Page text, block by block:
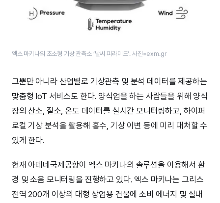
엑스 마키나의 초소형 기상 관측소 ‘날씨 피라미드’. 사진=exm.gr
그뿐만 아니라 산업별로 기상관측 및 분석 데이터를 제공하는
맞춤형 IoT 서비스도 한다. 양식업을 하는 사람들을 위해 양식
장의 산소, 질소, 온도 데이터를 실시간 모니터링하고, 하이퍼
로컬 기상 분석을 활용해 홍수, 기상 이변 등에 미리 대처할 수
있게 한다.
현재 아테네국제공항이 엑스 마키나의 솔루션을 이용해서 환
경 및 소음 모니터링을 진행하고 있다. 엑스 마키나는 그리스
전역 200개 이상의 대형 상업용 건물에 소비 에너지 및 실내